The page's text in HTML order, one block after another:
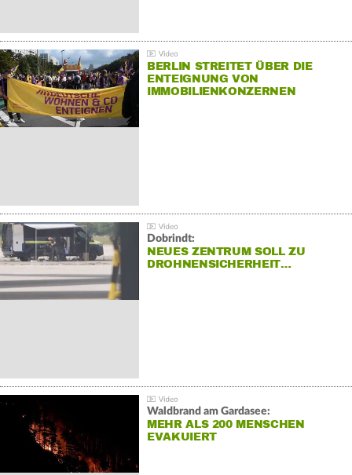
BERLIN STREITET ÜBER DIE
ENTEIGNUNG VON
IMMOBILIENKONZERNEN
Dobrindt:
NEUES ZENTRUM SOLL ZU
DROHNENSICHERHEIT…
Waldbrand am Gardasee:
MEHR ALS 200 MENSCHEN
EVAKUIERT